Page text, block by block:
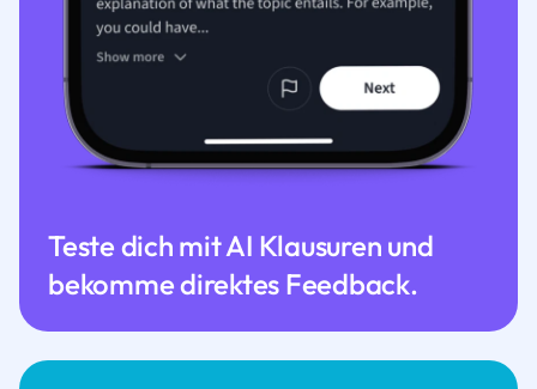
Teste dich mit AI Klausuren und
bekomme direktes Feedback.